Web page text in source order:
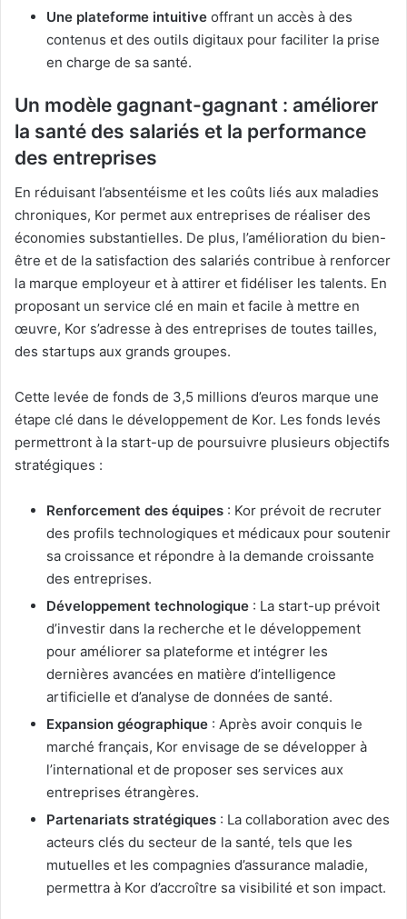
Une plateforme intuitive offrant un accès à des
contenus et des outils digitaux pour faciliter la prise
en charge de sa santé.
Un modèle gagnant-gagnant : améliorer
la santé des salariés et la performance
des entreprises
En réduisant l’absentéisme et les coûts liés aux maladies
chroniques, Kor permet aux entreprises de réaliser des
économies substantielles. De plus, l’amélioration du bien-
être et de la satisfaction des salariés contribue à renforcer
la marque employeur et à attirer et fidéliser les talents. En
proposant un service clé en main et facile à mettre en
œuvre, Kor s’adresse à des entreprises de toutes tailles,
des startups aux grands groupes.
Cette levée de fonds de 3,5 millions d’euros marque une
étape clé dans le développement de Kor. Les fonds levés
permettront à la start-up de poursuivre plusieurs objectifs
stratégiques :
Renforcement des équipes : Kor prévoit de recruter
des profils technologiques et médicaux pour soutenir
sa croissance et répondre à la demande croissante
des entreprises.
Développement technologique : La start-up prévoit
d’investir dans la recherche et le développement
pour améliorer sa plateforme et intégrer les
dernières avancées en matière d’intelligence
artificielle et d’analyse de données de santé.
Expansion géographique : Après avoir conquis le
marché français, Kor envisage de se développer à
l’international et de proposer ses services aux
entreprises étrangères.
Partenariats stratégiques : La collaboration avec des
acteurs clés du secteur de la santé, tels que les
mutuelles et les compagnies d’assurance maladie,
permettra à Kor d’accroître sa visibilité et son impact.